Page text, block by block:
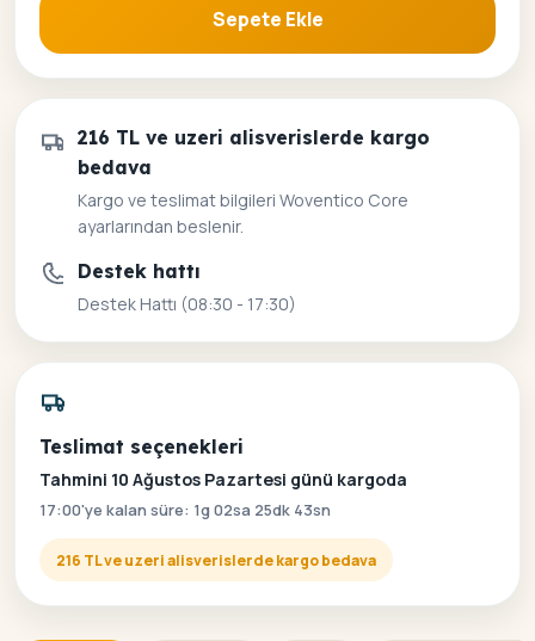
Sepete Ekle
216 TL ve uzeri alisverislerde kargo
bedava
Kargo ve teslimat bilgileri Woventico Core
ayarlarından beslenir.
Destek hattı
Destek Hattı (08:30 - 17:30)
Teslimat seçenekleri
Tahmini 10 Ağustos Pazartesi günü kargoda
17:00'ye kalan süre: 1g 02sa 25dk 43sn
216 TL ve uzeri alisverislerde kargo bedava